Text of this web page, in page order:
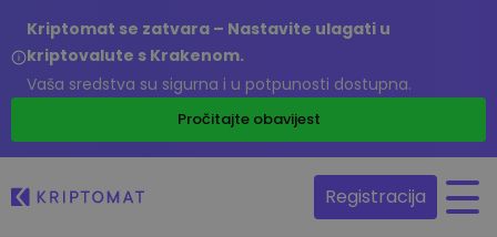
Kriptomat se zatvara – Nastavite ulagati u
kriptovalute s Krakenom.
Vaša sredstva su sigurna i u potpunosti dostupna.
Pročitajte obavijest
Registracija